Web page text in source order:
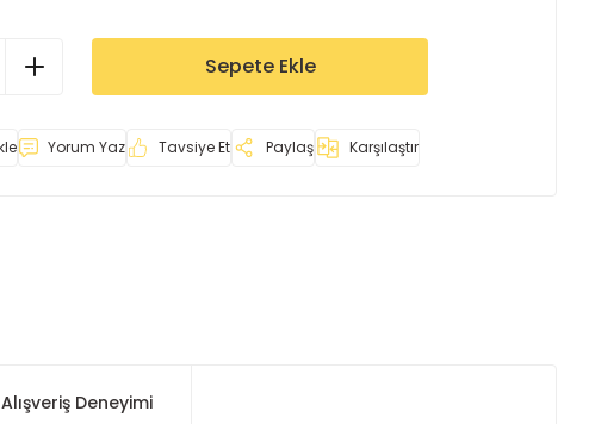
Sepete Ekle
Yorum Yaz Tavsiye Et Paylaş Karşılaştır
Alışveriş Deneyimi